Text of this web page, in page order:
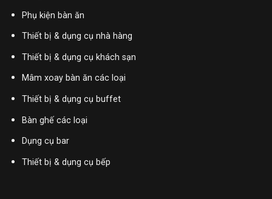
Phụ kiện bàn ăn
Thiết bị & dụng cụ nhà hàng
Thiết bị & dụng cụ khách sạn
Mâm xoay bàn ăn các loại
Thiết bị & dụng cụ buffet
Bàn ghế các loại
Dụng cụ bar
Thiết bị & dụng cụ bếp